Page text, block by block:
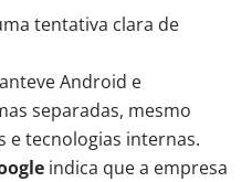
tentativa clara de
Android e
separadas, mesmo
e tecnologias internas.
indica que a empresa